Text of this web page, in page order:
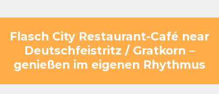
Flasch City Restaurant-Café near
Deutschfeistritz / Gratkorn –
genießen im eigenen Rhythmus